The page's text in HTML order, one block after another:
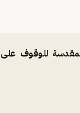
للوقوف على